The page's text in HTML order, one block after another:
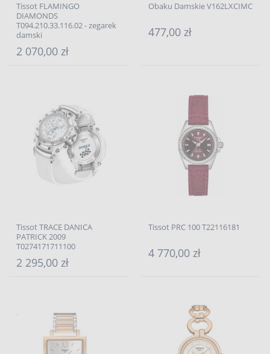
Tissot FLAMINGO
DIAMONDS
T094.210.33.116.02 - zegarek
damski
2 070,00 zł
Obaku Damskie V162LXCIMC
477,00 zł
Tissot TRACE DANICA
PATRICK 2009
T0274171711100
2 295,00 zł
Tissot PRC 100 T22116181
4 770,00 zł